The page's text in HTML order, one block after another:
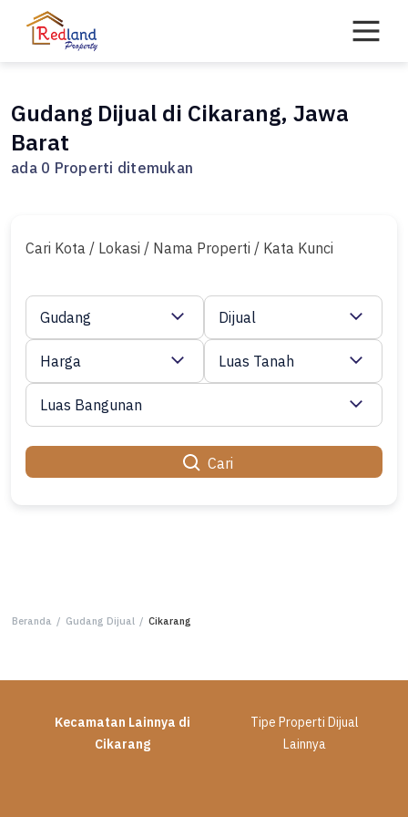
Gudang Dijual di Cikarang, Jawa
Barat
ada 0 Properti ditemukan
Cari Kota / Lokasi / Nama Properti / Kata Kunci
Cari
Gudang Dijual
Harga Luas Tanah
Luas Bangunan
Beranda / Gudang Dijual / Cikarang
Kecamatan Lainnya di
Cikarang
Tipe Properti Dijual
Lainnya